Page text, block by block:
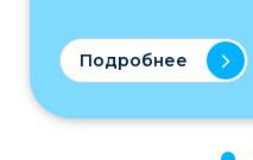
Подробнее